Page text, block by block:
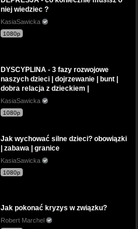
niej wiedziec ?
KasiaSawicka
1080p
DYSCYPLINA - 3 fazy rozwojowe
naszych dzieci | dojrzewanie | bunt |
dobra relacja z dzieckiem |
KasiaSawicka
1080p
Jak wychować silne dzieci? obowiązki
| zabawa | granice
KasiaSawicka
1080p
Jak pokonać kryzys w związku?
Robert Marchel